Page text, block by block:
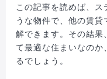
この記事を読めば、ス
うな物件で、他の賃
解できます。その結果
て最適な住まいなの
るでしょう。